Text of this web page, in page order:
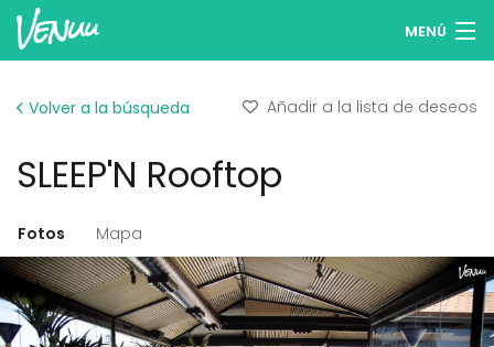
MENÚ
Iniciar sesión
Publicar tu espacio
Volver a la búsqueda Añadir a la lista de deseos
SLEEP'N Rooftop
Fotos Mapa